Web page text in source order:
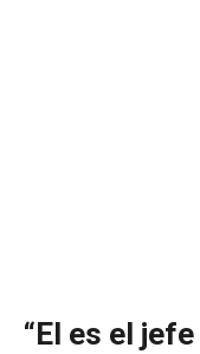
“El es el